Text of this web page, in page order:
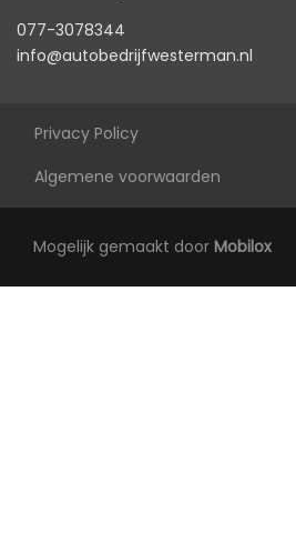
077-3078344
info@autobedrijfwesterman.nl
Privacy Policy
Algemene voorwaarden
Mogelijk gemaakt door Mobilox